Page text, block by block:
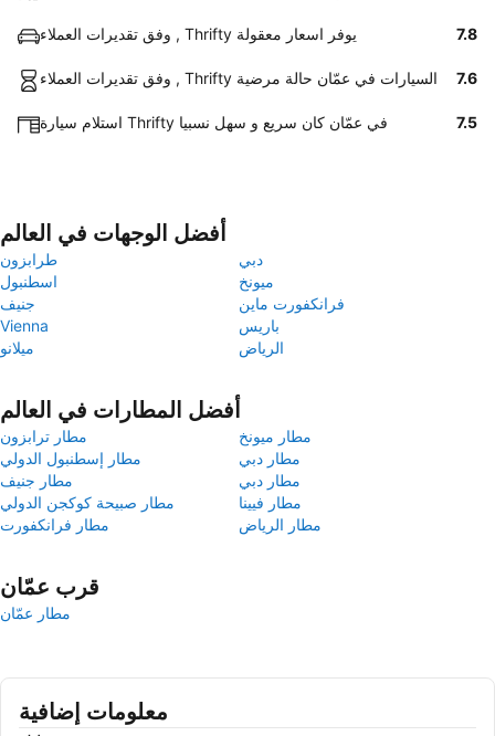
وفق تقديرات العملاء , Thrifty يوفر اسعار معقولة 7.8
وفق تقديرات العملاء , Thrifty السيارات في عمّان حالة مرضية 7.6
استلام سيارة Thrifty في عمّان كان سريع و سهل نسبيا 7.5
أفضل الوجهات في العالم
طرابزون
دبي
اسطنبول
ميونخ
جنيف
فرانكفورت ماين
Vienna
باريس
ميلانو
الرياض
أفضل المطارات في العالم
مطار ترابزون
مطار ميونخ
مطار إسطنبول الدولي
مطار دبي
مطار جنيف
مطار دبي
مطار صبيحة كوكجن الدولي
مطار فيينا
مطار فرانكفورت
مطار الرياض
قرب عمّان
مطار عمّان
معلومات إضافية